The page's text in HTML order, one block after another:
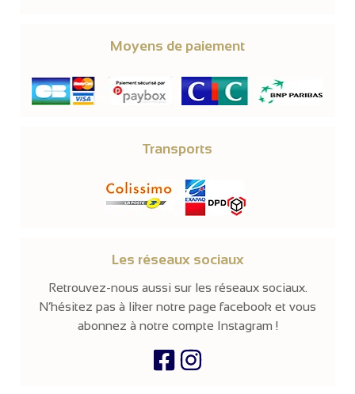
Moyens de paiement
Transports
Les réseaux sociaux
Retrouvez-nous aussi sur les réseaux sociaux.
N’hésitez pas à liker notre page facebook et vous
abonnez à notre compte Instagram !